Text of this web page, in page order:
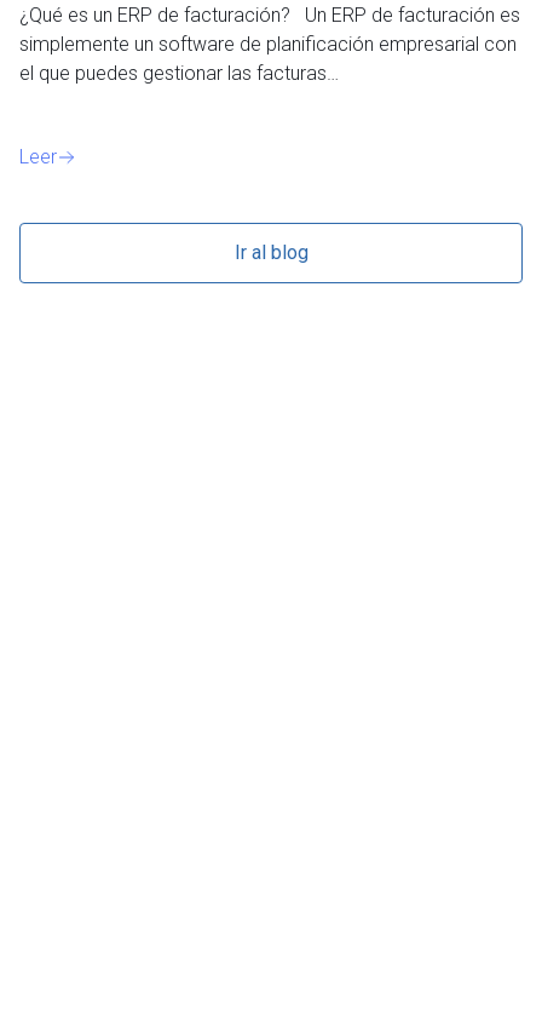
¿Qué es un ERP de facturación? Un ERP de facturación es
simplemente un software de planificación empresarial con
el que puedes gestionar las facturas…
Leer
Ir al blog